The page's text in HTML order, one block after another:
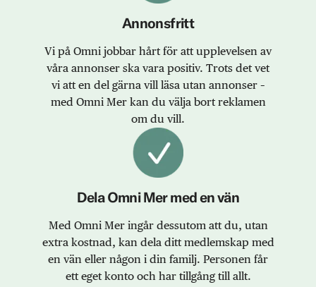
Annonsfritt
Vi på Omni jobbar hårt för att upplevelsen av
våra annonser ska vara positiv. Trots det vet
vi att en del gärna vill läsa utan annonser –
med Omni Mer kan du välja bort reklamen
om du vill.
Dela Omni Mer med en vän
Med Omni Mer ingår dessutom att du, utan
extra kostnad, kan dela ditt medlemskap med
en vän eller någon i din familj. Personen får
ett eget konto och har tillgång till allt.